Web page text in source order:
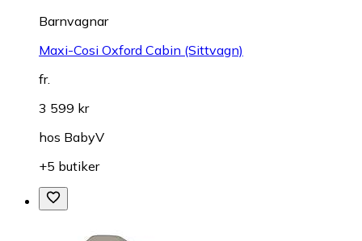
Barnvagnar
Maxi-Cosi Oxford Cabin (Sittvagn)
fr.
3 599 kr
hos BabyV
+5 butiker